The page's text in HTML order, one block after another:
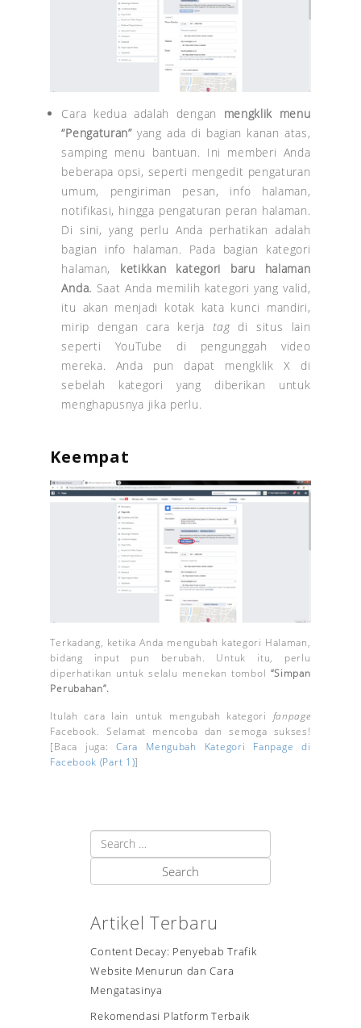
Cara kedua adalah dengan mengklik menu
“Pengaturan”yang ada di bagian kanan atas,
samping menu bantuan. Ini memberi Anda
beberapa opsi, seperti mengedit pengaturan
umum, pengiriman pesan, info halaman,
notifikasi, hingga pengaturan peran halaman.
Di sini, yang perlu Anda perhatikan adalah
bagian info halaman. Pada bagian kategori
halaman, ketikkan kategori baru halaman
Anda. Saat Anda memilih kategori yang valid,
itu akan menjadi kotak kata kunci mandiri,
mirip dengan cara kerja tagdi situs lain
seperti YouTube di pengunggah video
mereka. Anda pun dapat mengklik X di
sebelah kategori yang diberikan untuk
menghapusnya jika perlu.
Keempat
Terkadang, ketika Anda mengubah kategori Halaman,
bidang input pun berubah. Untuk itu, perlu
diperhatikan untuk selalu menekan tombol “Simpan
Perubahan”.
Itulah cara lain untuk mengubah kategori fanpage
Facebook. Selamat mencoba dan semoga sukses!
[Baca juga:Cara Mengubah Kategori Fanpage di
Facebook (Part 1)]
Artikel Terbaru
Content Decay: Penyebab Trafik
Website Menurun dan Cara
Mengatasinya
Rekomendasi Platform Terbaik